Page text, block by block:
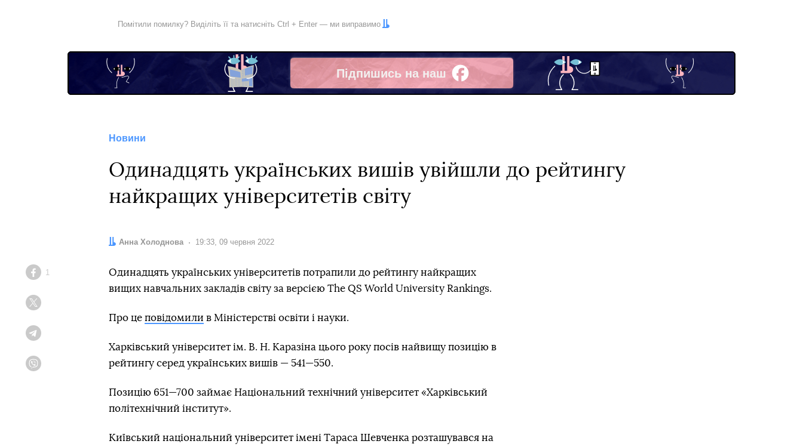
Помітили помилку? Виділіть її та натисніть Ctrl + Enter — ми виправимо
Підпишись на наш
Facebook
Новини
Одинадцять українських вишів увійшли до рейтингу
найкращих університетів світу
Автор:
Анна Холоднова Дата:
19:33, 09 червня 2022
Facebook
1
Одинадцять українських університетів потрапили до рейтингу найкращих
вищих навчальних закладів світу за версією The QS World University Rankings.
Про це повідомили в Міністерстві освіти і науки.
Харківський університет ім. В. Н. Каразіна цього року посів найвищу позицію в
рейтингу серед українських вишів — 541—550.
Позицію 651—700 займає Національний технічний університет «Харківський
політехнічний інститут».
Київський національний університет імені Тараса Шевченка розташувався на